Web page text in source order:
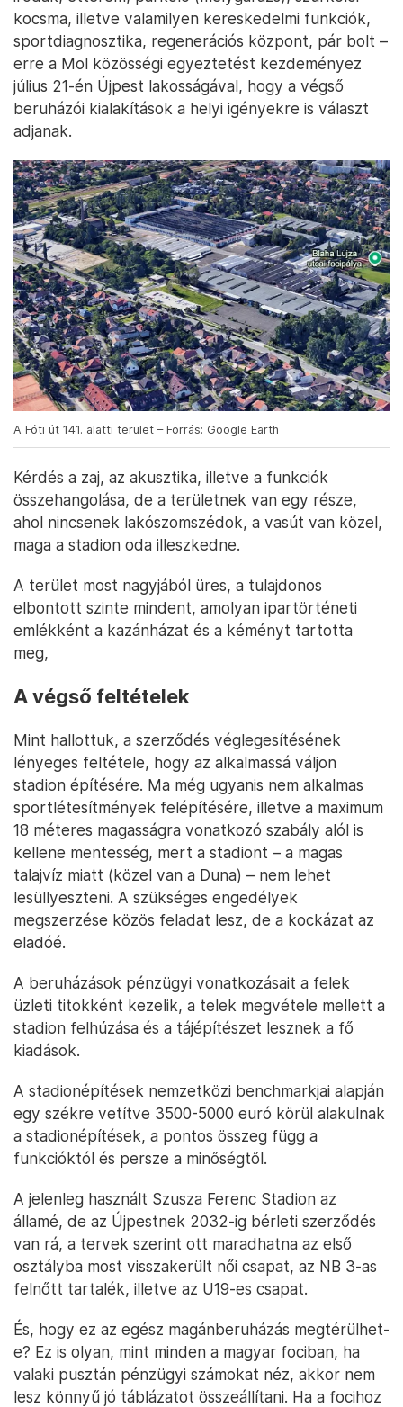
kocsma, illetve valamilyen kereskedelmi funkciók,
sportdiagnosztika, regenerációs központ, pár bolt –
erre a Mol közösségi egyeztetést kezdeményez
július 21-én Újpest lakosságával, hogy a végső
beruházói kialakítások a helyi igényekre is választ
adjanak.
A Fóti út 141. alatti terület – Forrás: Google Earth
Kérdés a zaj, az akusztika, illetve a funkciók
összehangolása, de a területnek van egy része,
ahol nincsenek lakószomszédok, a vasút van közel,
maga a stadion oda illeszkedne.
A terület most nagyjából üres, a tulajdonos
elbontott szinte mindent, amolyan ipartörténeti
emlékként a kazánházat és a kéményt tartotta
meg,
A végső feltételek
Mint hallottuk, a szerződés véglegesítésének
lényeges feltétele, hogy az alkalmassá váljon
stadion építésére. Ma még ugyanis nem alkalmas
sportlétesítmények felépítésére, illetve a maximum
18 méteres magasságra vonatkozó szabály alól is
kellene mentesség, mert a stadiont – a magas
talajvíz miatt (közel van a Duna) – nem lehet
lesüllyeszteni. A szükséges engedélyek
megszerzése közös feladat lesz, de a kockázat az
eladóé.
A beruházások pénzügyi vonatkozásait a felek
üzleti titokként kezelik, a telek megvétele mellett a
stadion felhúzása és a tájépítészet lesznek a fő
kiadások.
A stadionépítések nemzetközi benchmarkjai alapján
egy székre vetítve 3500-5000 euró körül alakulnak
a stadionépítések, a pontos összeg függ a
funkcióktól és persze a minőségtől.
A jelenleg használt Szusza Ferenc Stadion az
államé, de az Újpestnek 2032-ig bérleti szerződés
van rá, a tervek szerint ott maradhatna az első
osztályba most visszakerült női csapat, az NB 3-as
felnőtt tartalék, illetve az U19-es csapat.
És, hogy ez az egész magánberuházás megtérülhet-
e? Ez is olyan, mint minden a magyar fociban, ha
valaki pusztán pénzügyi számokat néz, akkor nem
lesz könnyű jó táblázatot összeállítani. Ha a focihoz